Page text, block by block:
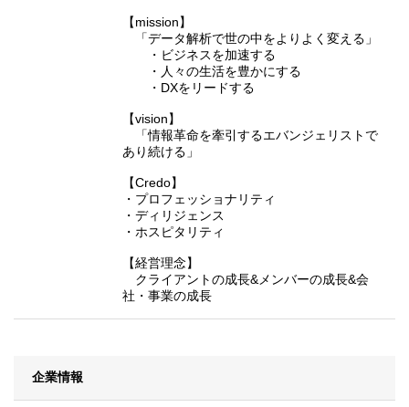
【mission】
「データ解析で世の中をよりよく変える」
・ビジネスを加速する
・人々の生活を豊かにする
・DXをリードする
【vision】
「情報革命を牽引するエバンジェリストで
あり続ける」
【Credo】
・プロフェッショナリティ
・ディリジェンス
・ホスピタリティ
【経営理念】
クライアントの成長&メンバーの成長&会
社・事業の成長
企業情報